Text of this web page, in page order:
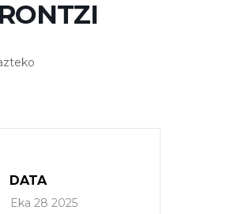
DATA
Eka 28 2025